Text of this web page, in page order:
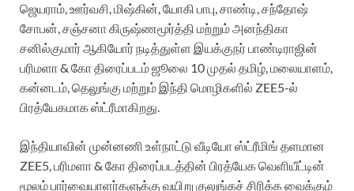
ஜெயராம், ஊர்வசி, மிஷ்கின், யோகி பாபு, சாண்டி, சந்தோஷ்
சோபன், சஞ்சனா கிருஷ்ணமூர்த்தி மற்றும் அனந்திகா
சனில்குமார் ஆகியோர் நடித்துள்ள இயக்குநர் பாண்டிராஜின்
பரிமளா & கோ திரைப்படம் ஜூலை 10 முதல் தமிழ், மலையாளம்,
கன்னடம், தெலுங்கு மற்றும் இந்தி மொழிகளில் ZEE5-ல்
பிரத்யேகமாக ஸ்ட்ரீமாகிறது.
இந்தியாவின் முன்னணி உள்நாட்டு வீடியோ ஸ்ட்ரீமிங் தளமான
ZEE5, பரிமளா & கோ திரைப்படத்தின் பிரத்யேக வெளியீட்டின்
மூலம் பார்வையாளர்களுக்கு வயிறு குலுங்கச் சிரிக்க வைக்கும்